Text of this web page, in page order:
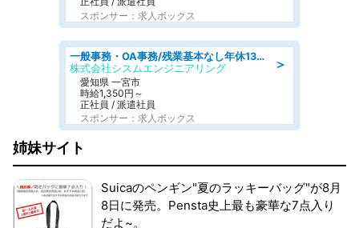
スポンサー：求人ボックス
＞
一般事務・OA事務/残業基本なし年休130日社保完備の一般・調達事務
株式会社シスムエンジニアリング
愛知県 一宮市
時給1,350円～
正社員 / 派遣社員
スポンサー：求人ボックス
姉妹サイト
Suicaのペンギン"夏のラッキーバッグ"が8月
8日に発売。Pensta史上最も豪華な7点入り
だよ~。